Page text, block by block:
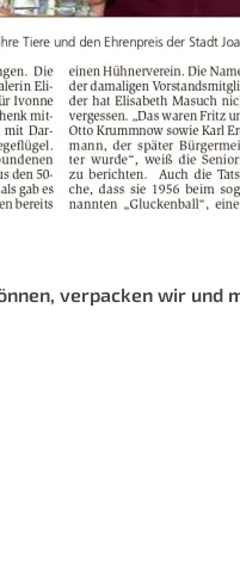
verpacken wir und